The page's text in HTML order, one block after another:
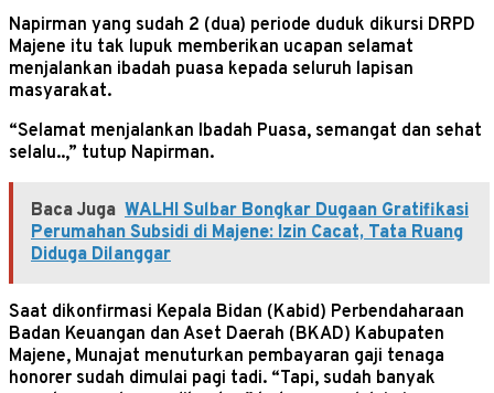
Napirman yang sudah 2 (dua) periode duduk dikursi DRPD
Majene itu tak lupuk memberikan ucapan selamat
menjalankan ibadah puasa kepada seluruh lapisan
masyarakat.
“Selamat menjalankan Ibadah Puasa, semangat dan sehat
selalu..,” tutup Napirman.
Baca Juga WALHI Sulbar Bongkar Dugaan Gratifikasi
Perumahan Subsidi di Majene: Izin Cacat, Tata Ruang
Diduga Dilanggar
Saat dikonfirmasi Kepala Bidan (Kabid) Perbendaharaan
Badan Keuangan dan Aset Daerah (BKAD) Kabupaten
Majene, Munajat menuturkan pembayaran gaji tenaga
honorer sudah dimulai pagi tadi. “Tapi, sudah banyak